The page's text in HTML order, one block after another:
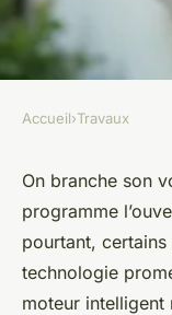
Quels
pour
belges ?
Auberte •17/05/
Accueil›Travaux
On branche son
programme
pourtant,
technologie
moteur intelligent